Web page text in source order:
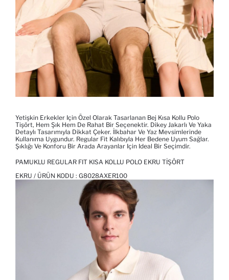
Yetişkin Erkekler Için Özel Olarak Tasarlanan Bej Kısa Kollu Polo
Tişört, Hem Şık Hem De Rahat Bir Seçenektir. Dikey Jakarlı Ve Yaka
Detaylı Tasarımıyla Dikkat Çeker. İlkbahar Ve Yaz Mevsimlerinde
Kullanıma Uygundur. Regular Fit Kalıbıyla Her Bedene Uyum Sağlar.
Şıklığı Ve Konforu Bir Arada Arayanlar Için Ideal Bir Seçimdir.
PAMUKLU REGULAR FIT KISA KOLLU POLO EKRU TIŞÖRT
EKRU / ÜRÜN KODU : G8028AXER100